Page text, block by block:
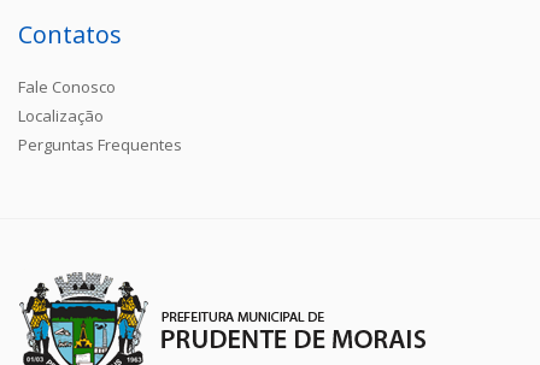
Contatos
Fale Conosco
Localização
Perguntas Frequentes